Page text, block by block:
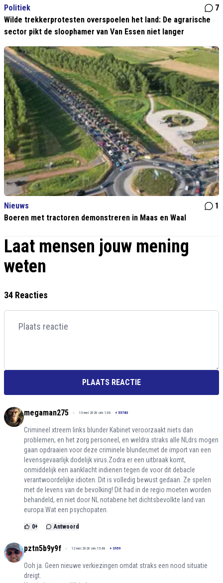
Politiek
7
Wilde trekkerprotesten overspoelen het land: De agrarische
sector pikt de sloophamer van Van Essen niet langer
Nieuws
1
Boeren met tractoren demonstreren in Maas en Waal
Laat mensen jouw mening
weten
34 Reacties
PLAATS REACTIE
megaman275 13 mei 2026 om 1:06 + 55783
Crimineel xtreem links blunder Kabinet veroorzaakt niets dan
problemen, en het zorg personeel, en weldra straks alle NLdrs mogen
gaan opdraaien voor deze criminele blunder,met de import van een
levensgevaarlijk dodelijk virus.Zodra er een uitbraak komt,
onmiddelijk een aanklacht indienen tegen de voor dit debacle
verantwoordelijke idioten. Dit is volledig bewust gedaan. Ze spelen
met de levens van de bevolking! Dit had in de regio moeten worden
behandeld, en niet door NL notabene het dichtsbevolkte land van
europa.Wat een psychopaten.
0+ Antwoord
pztn5b9y9f 12 mei 2026 om 15:48 + 3959
Ooh ja. Geen nieuwe verkiezingen omdat straks een nood situatie
dreigt.